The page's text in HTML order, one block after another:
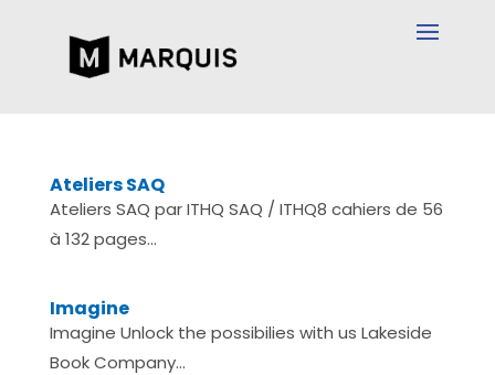
Ateliers SAQ
Ateliers SAQ par ITHQ SAQ / ITHQ8 cahiers de 56
à 132 pages...
Imagine
Imagine Unlock the possibilies with us Lakeside
Book Company...